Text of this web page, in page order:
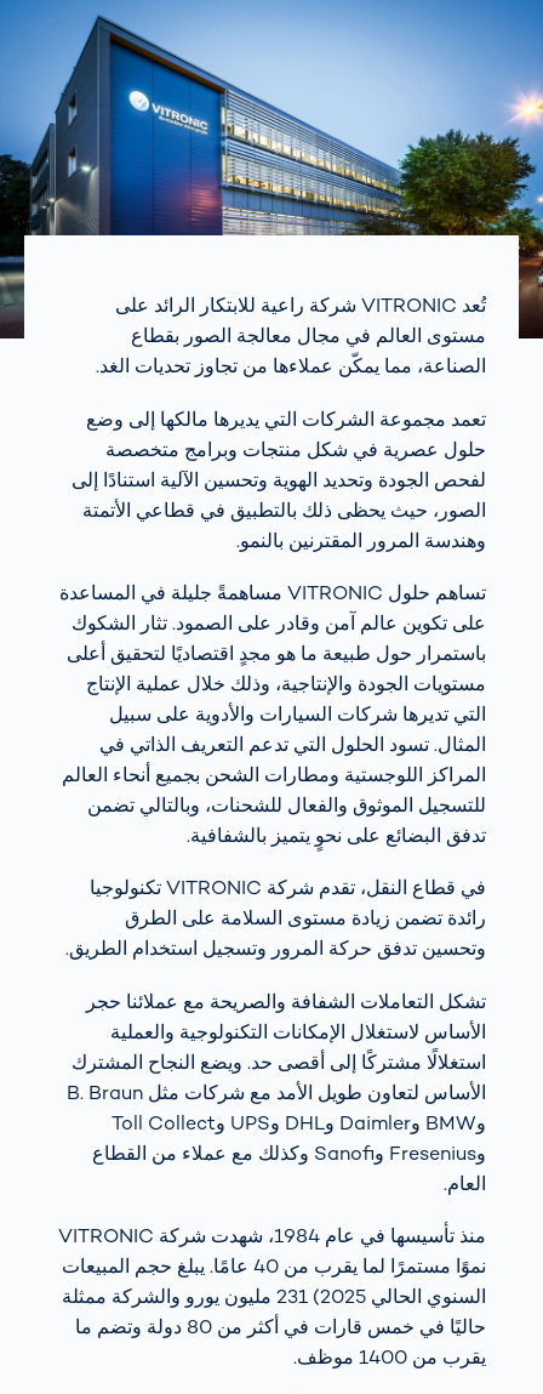
تُعد VITRONIC شركة راعية للابتكار الرائد على
مستوى العالم في مجال معالجة الصور بقطاع
الصناعة، مما يمكّن عملاءها من تجاوز تحديات الغد.
تعمد مجموعة الشركات التي يديرها مالكها إلى وضع
حلول عصرية في شكل منتجات وبرامج متخصصة
لفحص الجودة وتحديد الهوية وتحسين الآلية استنادًا إلى
الصور، حيث يحظى ذلك بالتطبيق في قطاعي الأتمتة
وهندسة المرور المقترنين بالنمو.
تساهم حلول VITRONIC مساهمةً جليلة في المساعدة
على تكوين عالم آمن وقادر على الصمود. تثار الشكوك
باستمرار حول طبيعة ما هو مجدٍ اقتصاديًا لتحقيق أعلى
مستويات الجودة والإنتاجية، وذلك خلال عملية الإنتاج
التي تديرها شركات السيارات والأدوية على سبيل
المثال. تسود الحلول التي تدعم التعريف الذاتي في
المراكز اللوجستية ومطارات الشحن بجميع أنحاء العالم
للتسجيل الموثوق والفعال للشحنات، وبالتالي تضمن
تدفق البضائع على نحوٍ يتميز بالشفافية.
في قطاع النقل، تقدم شركة VITRONIC تكنولوجيا
رائدة تضمن زيادة مستوى السلامة على الطرق
وتحسين تدفق حركة المرور وتسجيل استخدام الطريق.
تشكل التعاملات الشفافة والصريحة مع عملائنا حجر
الأساس لاستغلال الإمكانات التكنولوجية والعملية
استغلالًا مشتركًا إلى أقصى حد. ويضع النجاح المشترك
الأساس لتعاون طويل الأمد مع شركات مثل B. Braun
وBMW وDaimler وDHL وUPS وToll Collect
وFresenius وSanofi وكذلك مع عملاء من القطاع
العام.
منذ تأسيسها في عام 1984، شهدت شركة VITRONIC
نموًا مستمرًا لما يقرب من 40 عامًا. يبلغ حجم المبيعات
السنوي الحالي 2025) 231 مليون يورو والشركة ممثلة
حاليًا في خمس قارات في أكثر من 80 دولة وتضم ما
يقرب من 1400 موظف.